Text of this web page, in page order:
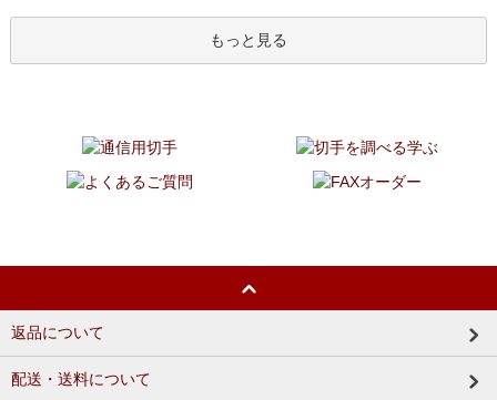
もっと見る
返品について
配送・送料について